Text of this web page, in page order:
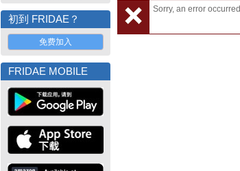
初到 FRIDAE？
免费加入
FRIDAE MOBILE
Sorry, an error occurred